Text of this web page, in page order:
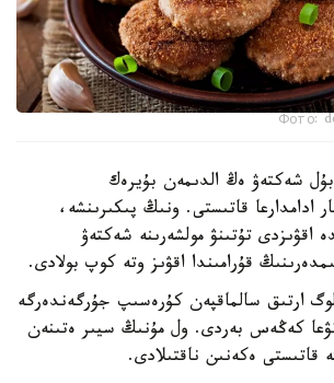
Фото:
شەكتەۋ ەڭ الدىمەن بۇيرەك
ادامدارعا قاتىستى. ونىڭ پىكىرىنشە،
اقۋىزدى تۇتىنۋ مولشەرىنە شەكتەۋ
قۇرامىندا اقۋىز وتە كوپ بولادى.
ارتىق سالماقپەن كۇرەسىپ جۇرگەندەرگە
كەڭەس بەردى. ول مۇنىڭ سيىر ەتىنەن
قاتىستى ەكەنىن ناقتىلادى.